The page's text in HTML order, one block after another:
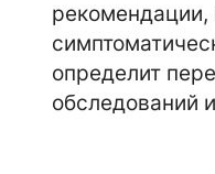
рекомендации,
определит
обследований